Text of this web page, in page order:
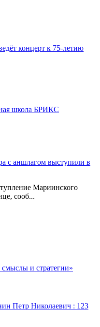
концерт к 75-летию
школа БРИКС
с аншлагом выступили в
Мариинского
сооб...
и стратегии»
Петр Николаевич : 123